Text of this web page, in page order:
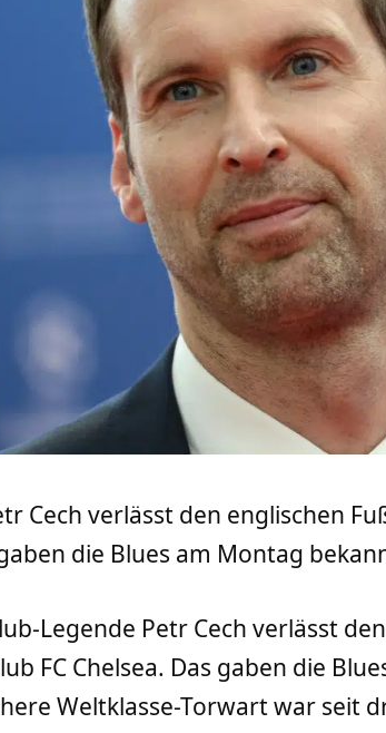
Cech verlässt den englischen
die Blues am Montag
Legende Petr Cech verlässt
FC Chelsea. Das gaben die
Weltklasse-Torwart war seit